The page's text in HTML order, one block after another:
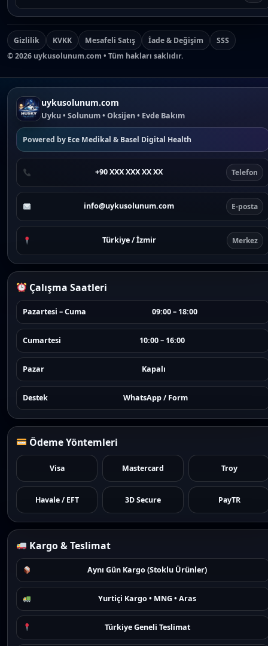
Gizlilik KVKK Mesafeli Satış İade & Değişim
SSS
©2026 uykusolunum.com • Tüm hakları saklıdır.
uykusolunum.com
Uyku • Solunum • Oksijen • Evde Bakım
Powered by Ece Medikal & Basel Digital Health
+90 XXX XXX XX XX Telefon
info@uykusolunum.com E-posta
Türkiye / İzmir Merkez
Çalışma Saatleri
Pazartesi – Cuma 09:00 – 18:00
Cumartesi 10:00 – 16:00
Pazar Kapalı
Destek WhatsApp / Form
Ödeme Yöntemleri
Visa Mastercard Troy
Havale / EFT 3D Secure PayTR
Kargo & Teslimat
Aynı Gün Kargo (Stoklu Ürünler)
Yurtiçi Kargo • MNG • Aras
Türkiye Geneli Teslimat